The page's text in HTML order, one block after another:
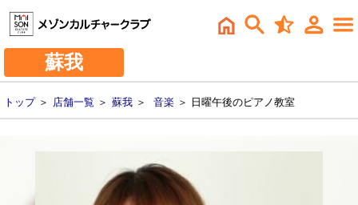
蘇我
トップ＞ 店舗一覧 ＞ 蘇我 ＞ 音楽 ＞ 日曜午後のピアノ教室